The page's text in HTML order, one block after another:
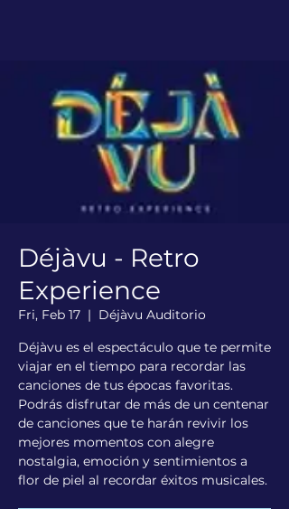
Déjàvu - Retro
Experience
Fri, Feb 17
  |
Déjàvu Auditorio
Déjàvu es el espectáculo que te permite
viajar en el tiempo para recordar las
canciones de tus épocas favoritas.
Podrás disfrutar de más de un centenar
de canciones que te harán revivir los
mejores momentos con alegre
nostalgia, emoción y sentimientos a
flor de piel al recordar éxitos musicales.